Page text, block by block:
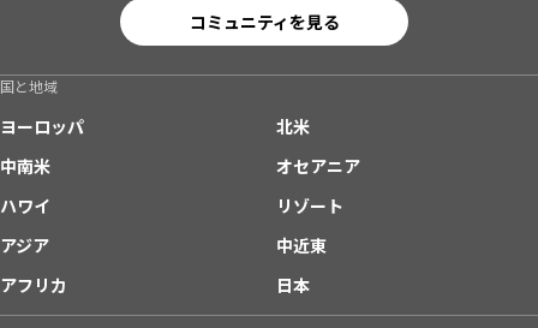
コミュニティを見る
国と地域
ヨーロッパ
北米
中南米
オセアニア
ハワイ
リゾート
アジア
中近東
アフリカ
日本